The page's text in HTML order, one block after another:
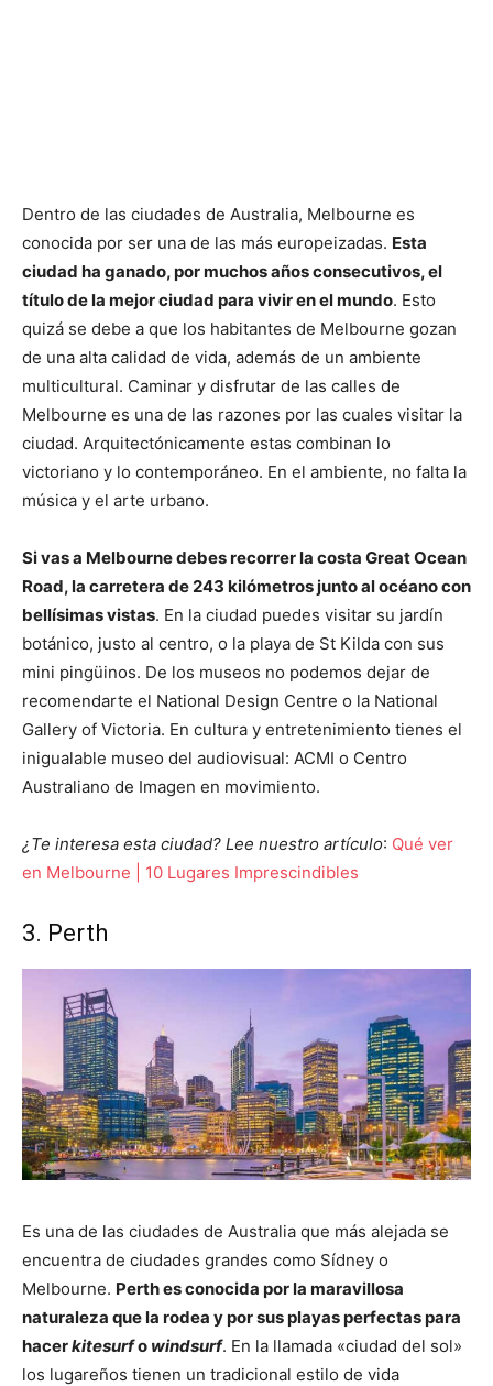
Dentro de las ciudades de Australia, Melbourne es
conocida por ser una de las más europeizadas. Esta
ciudad ha ganado, por muchos años consecutivos, el
título de la mejor ciudad para vivir en el mundo. Esto
quizá se debe a que los habitantes de Melbourne gozan
de una alta calidad de vida, además de un ambiente
multicultural. Caminar y disfrutar de las calles de
Melbourne es una de las razones por las cuales visitar la
ciudad. Arquitectónicamente estas combinan lo
victoriano y lo contemporáneo. En el ambiente, no falta la
música y el arte urbano.
Si vas a Melbourne debes recorrer la costa Great Ocean
Road, la carretera de 243 kilómetros junto al océano con
bellísimas vistas. En la ciudad puedes visitar su jardín
botánico, justo al centro, o la playa de St Kilda con sus
mini pingüinos. De los museos no podemos dejar de
recomendarte el National Design Centre o la National
Gallery of Victoria. En cultura y entretenimiento tienes el
inigualable museo del audiovisual: ACMI o Centro
Australiano de Imagen en movimiento.
¿Te interesa esta ciudad? Lee nuestro artículo: Qué ver
en Melbourne | 10 Lugares Imprescindibles
3. Perth
Es una de las ciudades de Australia que más alejada se
encuentra de ciudades grandes como Sídney o
Melbourne. Perth es conocida por la maravillosa
naturaleza que la rodea y por sus playas perfectas para
hacerkitesurfo windsurf. En la llamada «ciudad del sol»
los lugareños tienen un tradicional estilo de vida